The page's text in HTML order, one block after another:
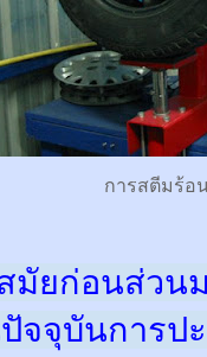
การสตีมร้อ
มัยก่อนส่วน
จจุบันการป